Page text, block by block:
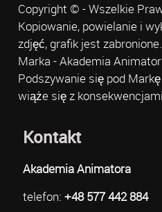
Copyright © - Wszelkie
Kopiowanie, powielanie i
zdjęć, grafik jest zabronione.
Marka - Akademia
Podszywanie się pod
wiąże się z
Kontakt
Akademia Animatora
telefon: +48 577 442 884